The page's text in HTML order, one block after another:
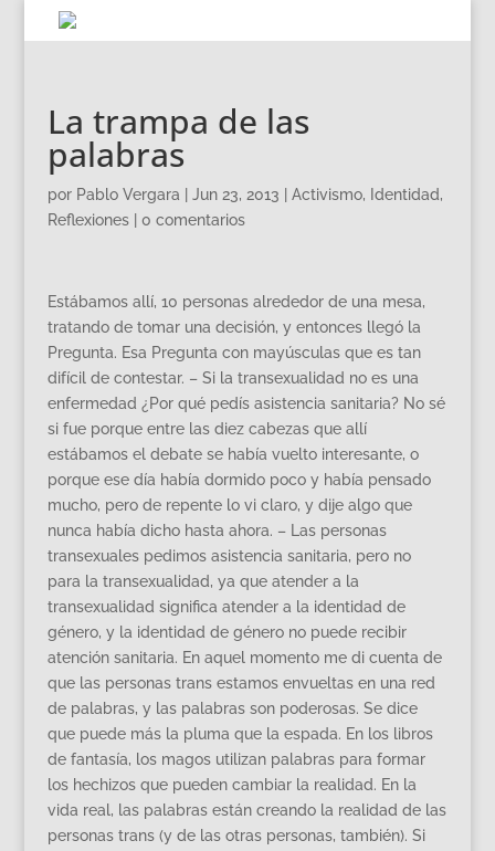
La trampa de las
palabras
por Pablo Vergara Jun 23, 2013 Activismo, Identidad,
Reflexiones| 0 comentarios
Estábamos allí, 10 personas alrededor de una mesa,
tratando de tomar una decisión, y entonces llegó la
Pregunta. Esa Pregunta con mayúsculas que es tan
difícil de contestar. – Si la transexualidad no es una
enfermedad ¿Por qué pedís asistencia sanitaria? No sé
si fue porque entre las diez cabezas que allí
estábamos el debate se había vuelto interesante, o
porque ese día había dormido poco y había pensado
mucho, pero de repente lo vi claro, y dije algo que
nunca había dicho hasta ahora. – Las personas
transexuales pedimos asistencia sanitaria, pero no
para la transexualidad, ya que atender a la
transexualidad significa atender a la identidad de
género, y la identidad de género no puede recibir
atención sanitaria. En aquel momento me di cuenta de
que las personas trans estamos envueltas en una red
de palabras, y las palabras son poderosas. Se dice
que puede más la pluma que la espada. En los libros
de fantasía, los magos utilizan palabras para formar
los hechizos que pueden cambiar la realidad. En la
vida real, las palabras están creando la realidad de las
personas trans (y de las otras personas, también). Si